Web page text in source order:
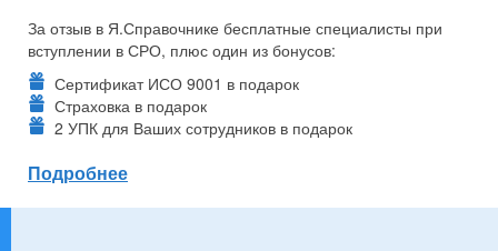
За отзыв в Я.Справочнике бесплатные специалисты при
вступлении в СРО, плюс один из бонусов:
Сертификат ИСО 9001 в подарок
Страховка в подарок
2 УПК для Ваших сотрудников в подарок
Подробнее